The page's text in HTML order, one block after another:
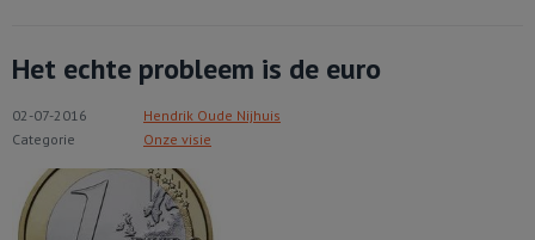
Het echte probleem is de euro
02-07-2016
Hendrik Oude Nijhuis
Categorie
Onze visie